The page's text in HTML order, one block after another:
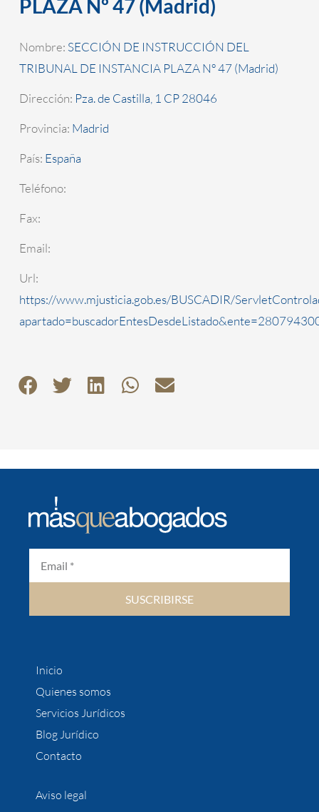
PLAZA Nº 47 (Madrid)
Nombre: SECCIÓN DE INSTRUCCIÓN DEL
TRIBUNAL DE INSTANCIA PLAZA Nº 47 (Madrid)
Dirección: Pza. de Castilla, 1 CP 28046
Provincia: Madrid
País: España
Teléfono:
Fax:
Email:
Url:
https://www.mjusticia.gob.es/BUSCADIR/
SUSCRIBIRSE
Inicio
Quienes somos
Servicios Jurídicos
Blog Jurídico
Contacto
Aviso legal